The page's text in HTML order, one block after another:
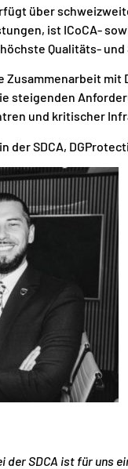
über
ist ICoCA-
Qualitäts-
Zusammenarbeit mit
steigenden
und kritischer
der SDCA,
der SDCA ist für uns